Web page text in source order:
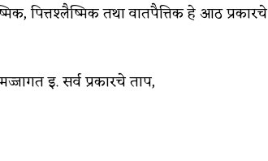
पित्तश्लैष्मिक तथा वातपैत्तिक हे आठ प्रकारचे
इ. सर्व प्रकारचे ताप,